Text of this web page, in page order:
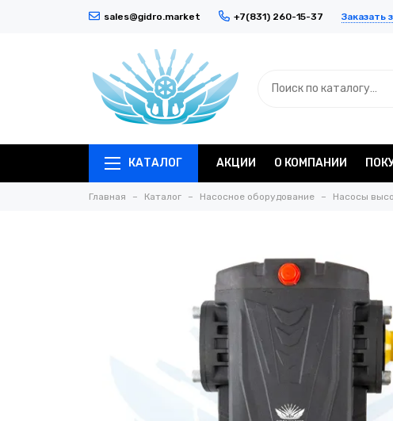
sales@gidro.market +7(831) 260-15-37 Заказать
КАТАЛОГ АКЦИИ О КОМПАНИИ
Главная Каталог Насосное оборудование Насосы